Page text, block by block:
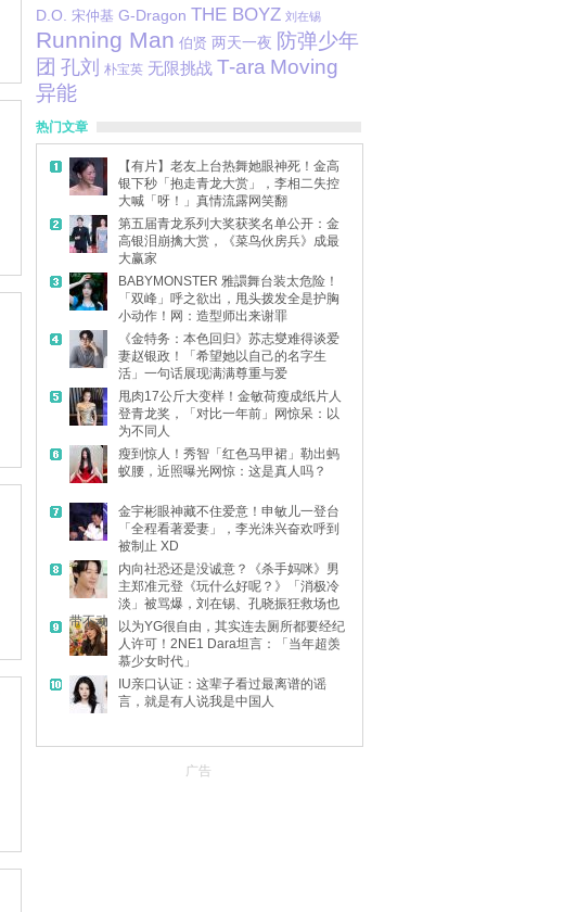
D.O. 宋仲基 G-Dragon THE BOYZ 刘在锡
Running Man 伯贤 两天一夜 防弹少年
团 孔刘 朴宝英 无限挑战 T-ara Moving
异能
热门文章
【有片】老友上台热舞她眼神死！金高
银下秒「抱走青龙大赏」，李相二失控
大喊「呀！」真情流露网笑翻
第五届青龙系列大奖获奖名单公开：金
高银泪崩擒大赏，《菜鸟伙房兵》成最
大赢家
BABYMONSTER 雅譞舞台装太危险！
「双峰」呼之欲出，甩头拨发全是护胸
小动作！网：造型师出来谢罪
《金特务：本色回归》苏志燮难得谈爱
妻赵银政！「希望她以自己的名字生
活」一句话展现满满尊重与爱
甩肉17公斤大变样！金敏荷瘦成纸片人
登青龙奖，「对比一年前」网惊呆：以
为不同人
瘦到惊人！秀智「红色马甲裙」勒出蚂
蚁腰，近照曝光网惊：这是真人吗？
金宇彬眼神藏不住爱意！申敏儿一登台
「全程看著爱妻」，李光洙兴奋欢呼到
被制止 XD
内向社恐还是没诚意？《杀手妈咪》男
主郑准元登《玩什么好呢？》「消极冷
淡」被骂爆，刘在锡、孔晓振狂救场也
带不动
以为YG很自由，其实连去厕所都要经纪
人许可！2NE1 Dara坦言：「当年超羡
慕少女时代」
IU亲口认证：这辈子看过最离谱的谣
言，就是有人说我是中国人
广告